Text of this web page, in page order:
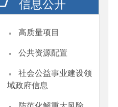
信息公开
· 高质量项目
· 公共资源配置
·
社会公益事业建设领
域政府信息